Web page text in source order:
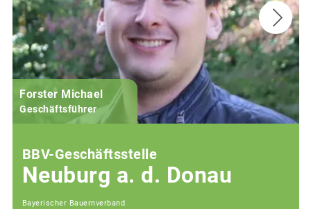
Forster Michael
Geschäftsführer
BBV-Geschäftsstelle
Neuburg a. d. Donau
Bayerischer Bauernverband